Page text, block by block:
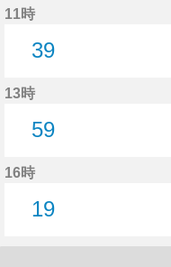
11時
39
13時
59
16時
19